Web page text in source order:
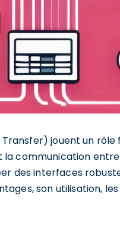
Transfer) jouent un
communication
des interfaces
son utilisation,